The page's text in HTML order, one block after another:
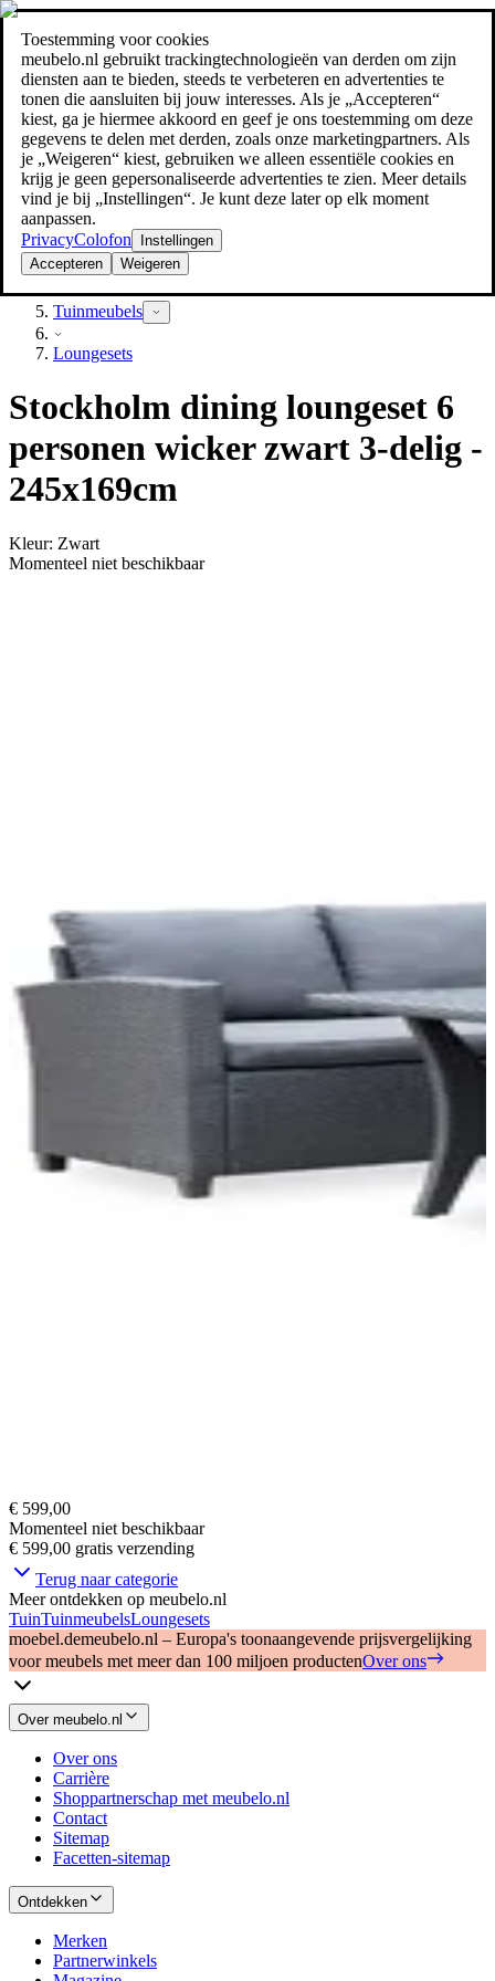
Toestemming voor cookies
meubelo.nl gebruikt trackingtechnologieën van derden om zijn
diensten aan te bieden, steeds te verbeteren en advertenties te
tonen die aansluiten bij jouw interesses. Als je „Accepteren“
kiest, ga je hiermee akkoord en geef je ons toestemming om deze
gegevens te delen met derden, zoals onze marketingpartners. Als
je „Weigeren“ kiest, gebruiken we alleen essentiële cookies en
krijg je geen gepersonaliseerde advertenties te zien. Meer details
vind je bij „Instellingen“. Je kunt deze later op elk moment
aanpassen.
PrivacyColofon
Instellingen
Accepteren
Weigeren
Zoeken
meubel jezelf de beste prijs!meubel jezelf de beste prijs!
Tuin
Tuinmeubels
Loungesets
Stockholm dining loungeset 6
personen wicker zwart 3-delig -
245x169cm
Kleur: Zwart
Momenteel niet beschikbaar
€ 599,00
Momenteel niet beschikbaar
€ 599,00 gratis verzending
Terug naar categorie
Meer ontdekken op meubelo.nl
TuinTuinmeubelsLoungesets
moebel.demeubelo.nl – Europa's toonaangevende prijsvergelijking
voor meubels met meer dan 100 miljoen productenOver ons
Over meubelo.nl
Over ons
Carrière
Shoppartnerschap met meubelo.nl
Contact
Sitemap
Facetten-sitemap
Ontdekken
Merken
Partnerwinkels